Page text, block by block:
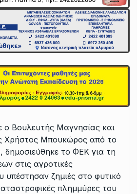
Βουλευτής Μαγνησίας και
Χρήστος Μπουκώρος από το
δημοσιεύθηκε το ΦΕΚ για τη
στις αγροτικές
υπέστησαν ζημιές στο φυτικό
πλημμύρες του